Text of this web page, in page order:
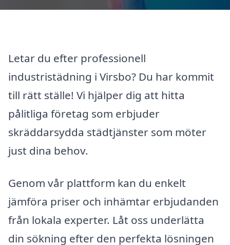
Letar du efter professionell
industristädning i Virsbo? Du har kommit
till rätt ställe! Vi hjälper dig att hitta
pålitliga företag som erbjuder
skräddarsydda städtjänster som möter
just dina behov.
Genom vår plattform kan du enkelt
jämföra priser och inhämtar erbjudanden
från lokala experter. Låt oss underlätta
din sökning efter den perfekta lösningen